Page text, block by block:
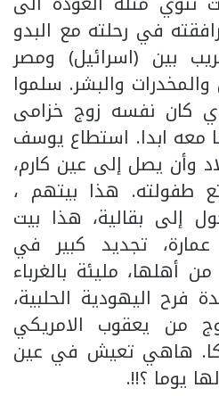
في رحلته مع البدو
بين (اسرائيل) ومصر
والمخدرات والبشر. سلموا
كان نفسه زوج خزامى
معه ابدا. استطاع يوسف
وأن يصل إلى عين كارم،
طفولته. هذا بيتهم ،
إلى بقالية، هذا بيت
تجديد كبير في
أهلها، مليئة بالغرباء
فرح اليهودية الحلبية،
من يعقوب الامريكي
هاهي تعيش في عين
يوما ؟!!.